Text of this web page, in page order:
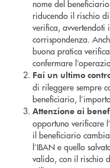
nome del
riducendo il rischio
verifica, avvertendoti
corrispondenza.
buona pratica
confermare
Fai un ultimo
di rileggere sempre
beneficiario,
Attenzione ai
opportuno verificare
il beneficiario
l’IBAN e quello
valido, con il rischio